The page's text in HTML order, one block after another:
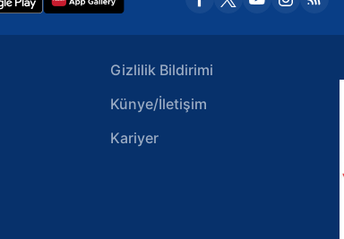
Gizlilik Bildirimi
Künye/İletişim
Kariyer